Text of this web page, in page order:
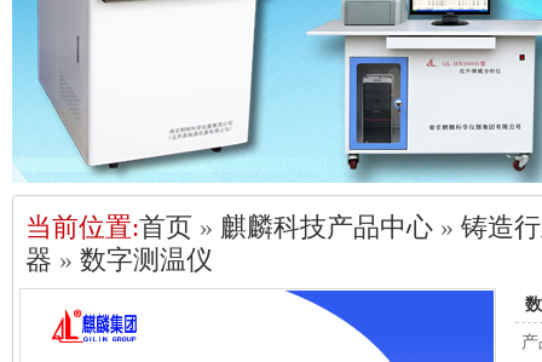
当前位置:首页 » 麒麟科技产品中心 » 铸造
器 » 数字测温仪